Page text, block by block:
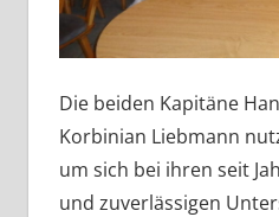
Die beiden Kapitäne
Korbinian Liebmann
um sich bei ihren seit
und zuverlässigen